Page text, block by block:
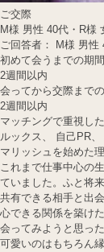
ご交際
M様 男性 40代・R様
ご回答者： M様 男性
初めて会うまでの期間
2週間以内
会ってから交際まで
2週間以内
マッチングで重視し
ルックス、 自己PR
マリッシュを始めた
これまで仕事中心の
ていました。ふと将
共有できる相手と出
心できる関係を築け
会ってみようと思っ
可愛いのはもちろん